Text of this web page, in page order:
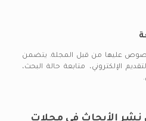
عليها من قبل المجلة. يتضمن
الإلكتروني، متابعة حالة البحث،
نشر الأبحاث في مجلات